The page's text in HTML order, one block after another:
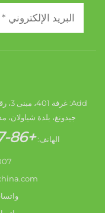
جيدونغ، بلدة شياولان،
الهاتف: +86-18928152007
واتساب: +86